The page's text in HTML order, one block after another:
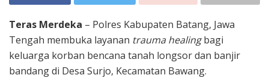
Teras Merdeka – Polres Kabupaten Batang, Jawa
Tengah membuka layanan trauma healingbagi
keluarga korban bencana tanah longsor dan banjir
bandang di Desa Surjo, Kecamatan Bawang.